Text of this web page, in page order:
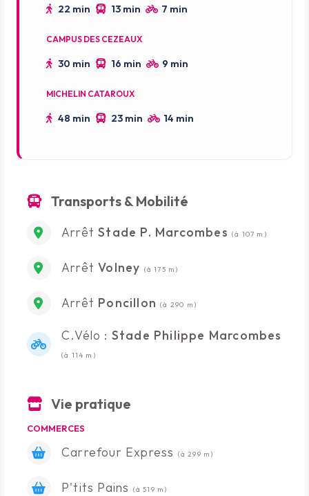
22 min 13 min 7 min
CAMPUS DES CEZEAUX
30 min 16 min 9 min
MICHELIN CATAROUX
48 min 23 min 14 min
Transports & Mobilité
ArrêtStade P. Marcombes (à 107 m)
ArrêtVolney (à 175 m)
Arrêt Poncillon (à 290 m)
C.Vélo : Stade Philippe Marcombes
(à 114 m)
Vie pratique
COMMERCES
Carrefour Express (à 299 m)
P'tits Pains (à 519 m)